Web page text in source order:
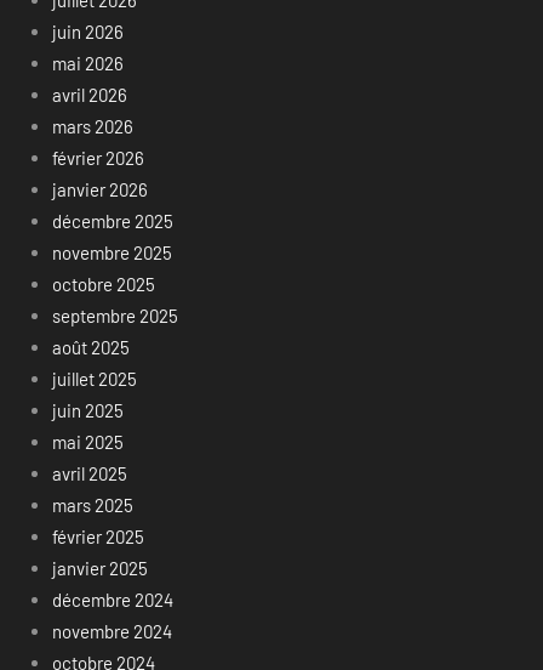
juin 2026
mai 2026
avril 2026
mars 2026
février 2026
janvier 2026
décembre 2025
novembre 2025
octobre 2025
septembre 2025
août 2025
juillet 2025
juin 2025
mai 2025
avril 2025
mars 2025
février 2025
janvier 2025
décembre 2024
novembre 2024
octobre 2024